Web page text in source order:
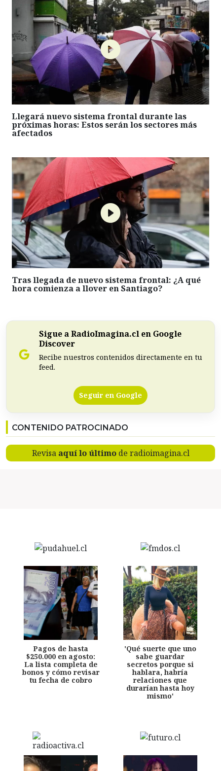
Llegará nuevo sistema frontal durante las
próximas horas: Estos serán los sectores más
afectados
Tras llegada de nuevo sistema frontal: ¿A qué
hora comienza a llover en Santiago?
Sigue a RadioImagina.cl en Google
Discover
Recibe nuestros contenidos directamente en tu
feed.
Seguir en Google
CONTENIDO PATROCINADO
Revisa aquí lo últimode radioimagina.cl
Pagos de hasta
$250.000 en agosto:
La lista completa de
bonos y cómo revisar
tu fecha de cobro
'Qué suerte que uno
sabe guardar
secretos porque si
hablara, habría
relaciones que
durarían hasta hoy
mismo'